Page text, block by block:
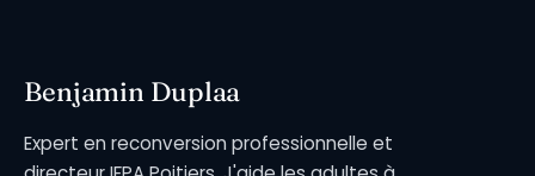
Benjamin Duplaa
Expert en reconversion professionnelle et